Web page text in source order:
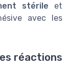
stérile et
avec les
réactions